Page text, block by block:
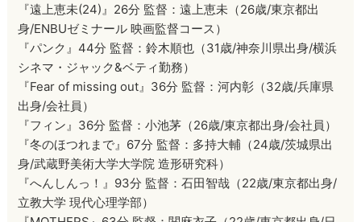
『遠上恵未(24)』26分 監督：遠上恵未（26歳/東京都出
身/ENBUゼミナール 映画監督コース）
『パンク』44分 監督：鈴木順也（31歳/神奈川県出身/横浜
シネマ・ジャック&ベティ勤務）
『Fear of missing out』36分 監督：河内彰（32歳/兵庫県
出身/会社員）
『フィン』36分 監督：小池茅（26歳/東京都出身/会社員）
『冬のほつれまで』67分 監督：多持大輔（24歳/茨城県出
身/武蔵野美術大学大学院 造形研究科）
『へんしんっ！』93分 監督：石田智哉（22歳/東京都出身/
立教大学 現代心理学部）